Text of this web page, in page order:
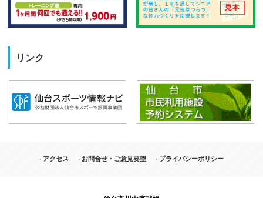
リンク
アクセス お問合せ・ご意見要望 プライバシーポリシー